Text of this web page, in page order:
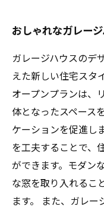
おしゃれなガレー
ガレージハウスのデ
えた新しい住宅スタ
オープンプランは、
体となったスペース
ケーションを促進し
を工夫することで、
ができます。モダン
な窓を取り入れるこ
ます。 また、ガレー